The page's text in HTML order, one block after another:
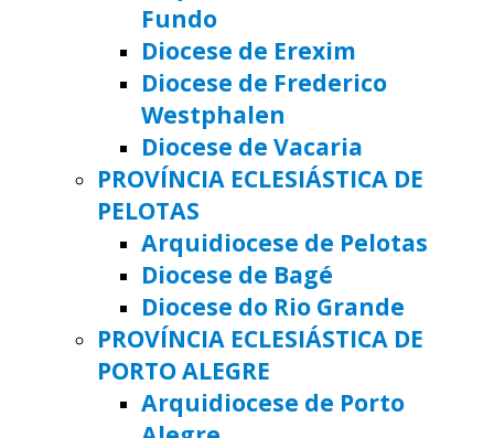
Fundo
Diocese de Erexim
Diocese de Frederico
Westphalen
Diocese de Vacaria
PROVÍNCIA ECLESIÁSTICA DE
PELOTAS
Arquidiocese de Pelotas
Diocese de Bagé
Diocese do Rio Grande
PROVÍNCIA ECLESIÁSTICA DE
PORTO ALEGRE
Arquidiocese de Porto